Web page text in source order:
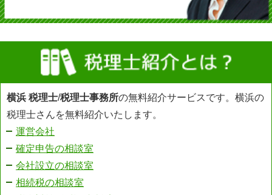
横浜 税理士/税理士事務所の無料紹介サービスです。横浜の
税理士さんを無料紹介いたします。
運営会社
確定申告の相談室
会社設立の相談室
相続税の相談室